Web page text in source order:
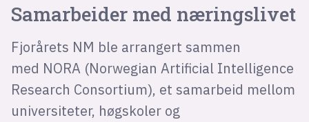
Samarbeider med næringslivet
Fjorårets NM ble arrangert sammen
med NORA (Norwegian Artificial Intelligence
Research Consortium), et samarbeid mellom
universiteter, høgskoler og